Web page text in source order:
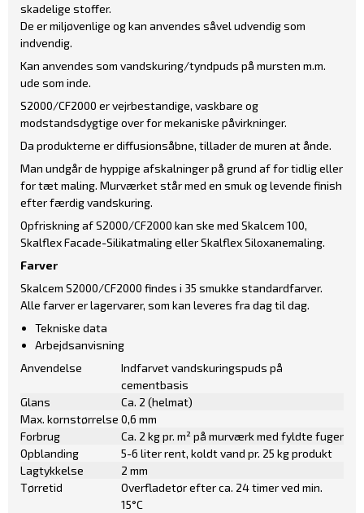
skadelige stoffer.
De er miljøvenlige og kan anvendes såvel udvendig som
indvendig.
Kan anvendes som vandskuring/tyndpuds på mursten m.m.
ude som inde.
S2000/CF2000 er vejrbestandige, vaskbare og
modstandsdygtige over for mekaniske påvirkninger.
Da produkterne er diffusionsåbne, tillader de muren at ånde.
Man undgår de hyppige afskalninger på grund af for tidlig eller
for tæt maling. Murværket står med en smuk og levende finish
efter færdig vandskuring.
Opfriskning af S2000/CF2000 kan ske med Skalcem 100,
Skalflex Facade-SilikatmalingellerSkalflex Siloxanemaling.
Farver
Skalcem S2000/CF2000 findes i 35 smukke standardfarver.
Alle farver er lagervarer, som kan leveres fra dag til dag.
Tekniske data
Arbejdsanvisning
Anvendelse
Indfarvet vandskuringspuds på
cementbasis
Glans
Ca. 2 (helmat)
Max. kornstørrelse 0,6 mm
Forbrug
Ca. 2 kg pr. m² på murværk med fyldte fuger
Opblanding
5-6 liter rent, koldt vand pr. 25 kg produkt
Lagtykkelse
2 mm
Tørretid
Overfladetør efter ca. 24 timer ved min.
15°C